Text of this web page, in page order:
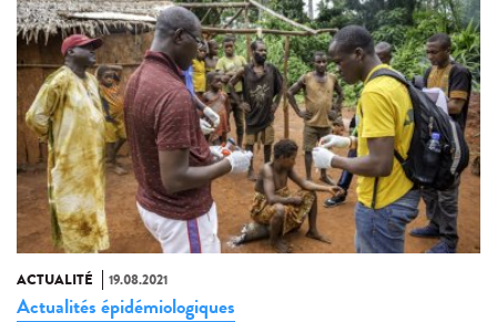
ACTUALITÉ 19.08.2021
Actualités épidémiologiques